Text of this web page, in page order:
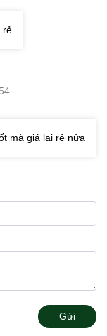
rẻ
mà giá lại rẻ nửa
Gửi